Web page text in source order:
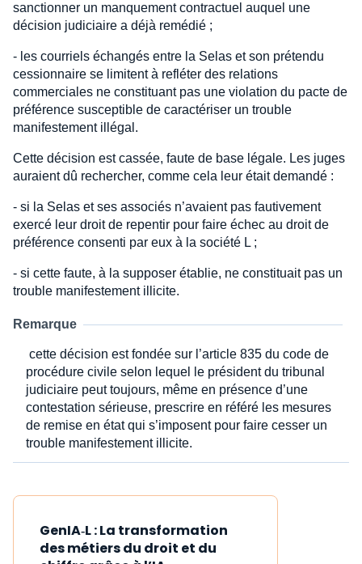
sanctionner un manquement contractuel auquel une
décision judiciaire a déjà remédié ;
- les courriels échangés entre la Selas et son prétendu
cessionnaire se limitent à refléter des relations
commerciales ne constituant pas une violation du pacte de
préférence susceptible de caractériser un trouble
manifestement illégal.
Cette décision est cassée, faute de base légale. Les juges
auraient dû rechercher, comme cela leur était demandé :
- si la Selas et ses associés n’avaient pas fautivement
exercé leur droit de repentir pour faire échec au droit de
préférence consenti par eux à la société L ;
- si cette faute, à la supposer établie, ne constituait pas un
trouble manifestement illicite.
Remarque
cette décision est fondée sur l’article 835 du code de
procédure civile selon lequel le président du tribunal
judiciaire peut toujours, même en présence d’une
contestation sérieuse, prescrire en référé les mesures
de remise en état qui s’imposent pour faire cesser un
trouble manifestement illicite.
GenIA‑L : La transformation
des métiers du droit et du